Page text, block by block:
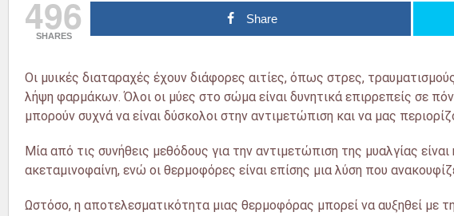
496
SHARES
Share
Οι μυικές διαταραχές έχουν διάφορες αιτίες, όπως στρες,
λήψη φαρμάκων. Όλοι οι μύες στο σώμα είναι δυνητικά επιρρεπείς σε
μπορούν συχνά να είναι δύσκολοι στην αντιμετώπιση και να μας
Μία από τις συνήθεις μεθόδους για την αντιμετώπιση της μυαλγίας
ακεταμινοφαίνη, ενώ οι θερμοφόρες είναι επίσης μια λύση που
Ωστόσο, η αποτελεσματικότητα μιας θερμοφόρας μπορεί να αυξηθεί με